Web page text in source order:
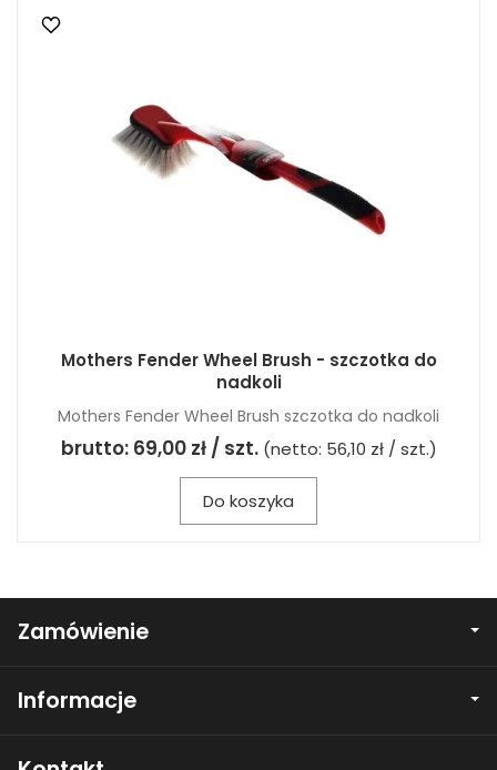
Mothers Fender Wheel Brush - szczotka do
nadkoli
Mothers Fender Wheel Brush szczotka do nadkoli
brutto: 69,00 zł / szt. (netto: 56,10 zł / szt.)
Do koszyka
Zamówienie
Informacje